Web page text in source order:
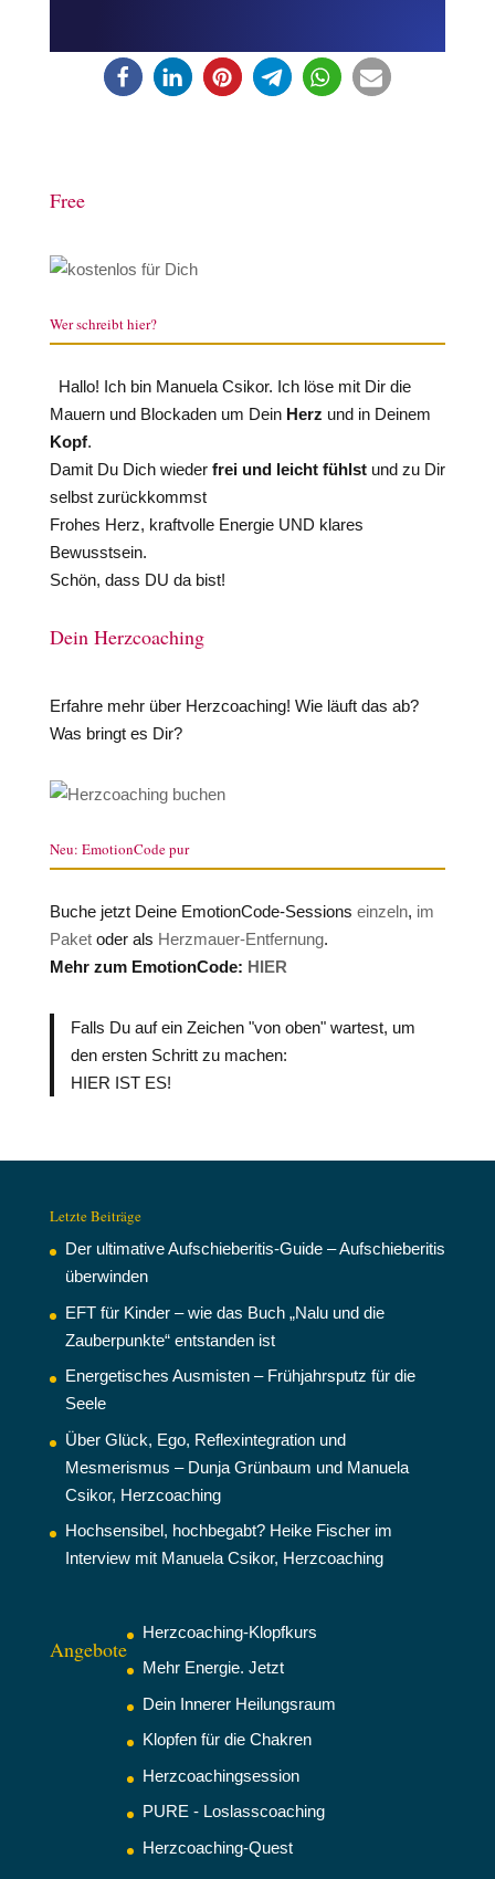
Free
Wer schreibt hier?
Hallo! Ich bin Manuela Csikor. Ich löse mit Dir die
Mauern und Blockaden um Dein Herz und in Deinem
Kopf.
Damit Du Dich wieder frei und leicht fühlstund zu Dir
selbst zurückkommst
Frohes Herz, kraftvolle Energie UND klares
Bewusstsein.
Schön, dass DU da bist!
Dein Herzcoaching
Erfahre mehr über Herzcoaching! Wie läuft das ab?
Was bringt es Dir?
Neu: EmotionCode pur
Buche jetzt Deine EmotionCode-Sessions einzeln, im
Paketoder als Herzmauer-Entfernung.
Mehr zum EmotionCode: HIER
Falls Du auf ein Zeichen "von oben" wartest, um
den ersten Schritt zu machen:
HIER IST ES!
Letzte Beiträge
Der ultimative Aufschieberitis-Guide – Aufschieberitis
überwinden
EFT für Kinder – wie das Buch „Nalu und die
Zauberpunkte“ entstanden ist
Energetisches Ausmisten – Frühjahrsputz für die
Seele
Über Glück, Ego, Reflexintegration und
Mesmerismus – Dunja Grünbaum und Manuela
Csikor, Herzcoaching
Hochsensibel, hochbegabt? Heike Fischer im
Interview mit Manuela Csikor, Herzcoaching
Angebote
Herzcoaching-Klopfkurs
Mehr Energie. Jetzt
Dein Innerer Heilungsraum
Klopfen für die Chakren
Herzcoachingsession
PURE - Loslasscoaching
Herzcoaching-Quest